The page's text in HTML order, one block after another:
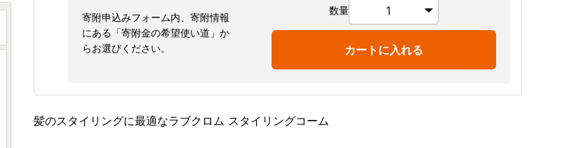
寄附申込みフォーム内、寄附情報
にある「寄附金の希望使い道」か
らお選びください。
数量
カートに入れる
髪のスタイリングに最適なラブクロム スタイリングコーム